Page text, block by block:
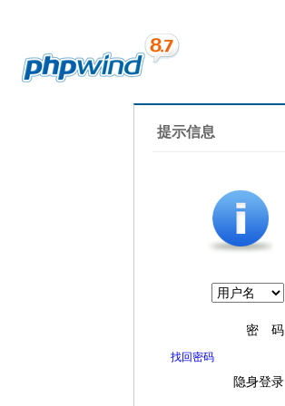
提示信息
密 码
找回密码
隐身登录